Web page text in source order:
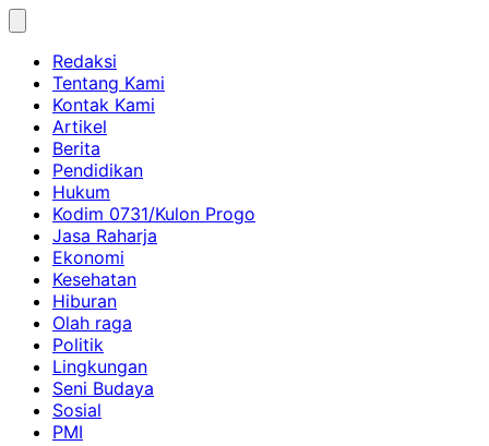
Skip
contentRedaksi
Tentang Kami
Kontak Kami
Artikel
Berita
Pendidikan
Hukum
Kodim 0731/Kulon Progo
Jasa Raharja
Ekonomi
Kesehatan
Hiburan
Olah raga
Politik
Lingkungan
Seni Budaya
Sosial
PMI